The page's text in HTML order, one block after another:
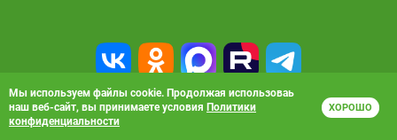
© 2010-2026, АО «Карусель». Все права защищены. Полное или частичное
копирование материалов запрещено.
Мы используем файлы cookie. Продолжая использоваь
наш веб-сайт, вы принимаете условия Политики
конфиденциальности
ХОРОШО